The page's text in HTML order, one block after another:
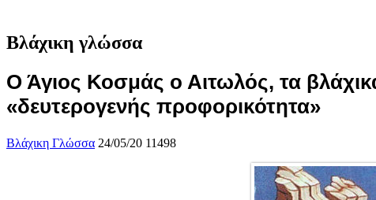
Βλάχικη γλώσσα
Ο Άγιος Κοσμάς ο Αιτωλός, τα
«δευτερογενής προφορικότητα»
Βλάχικη Γλώσσα 24/05/20 11498